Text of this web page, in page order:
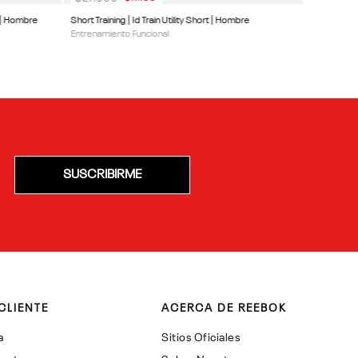
Hombre
Short Training | Id Train Utility Short | Hombre
Entrenamiento Funcional
SUSCRIBIRME
ACERCA DE REEBOK
Sitios Oficiales